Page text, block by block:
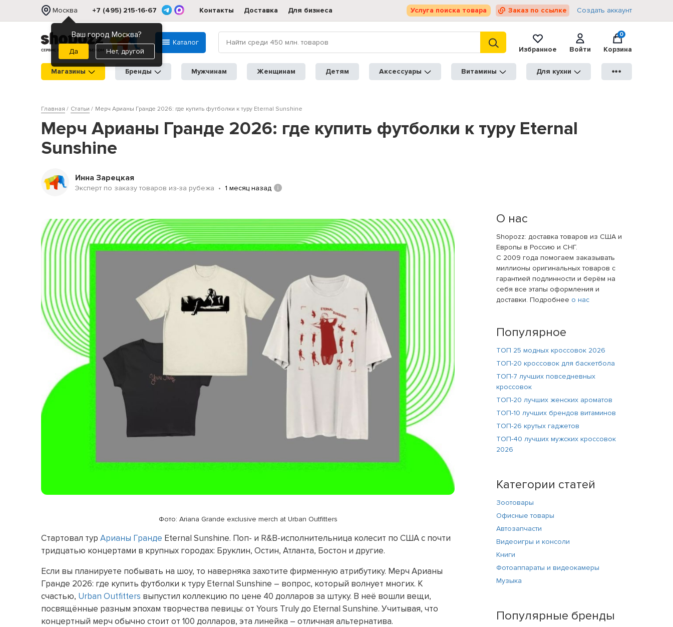
Москва
Ваш город Москва?
Нет, другой
+7 (495) 215-16-67 Контакты Доставка Для бизнеса Услуга поиска товара Заказ по ссылке Создать аккаунт
Каталог
Избранное
Войти
0
Корзина
Магазины Бренды Мужчинам Женщинам Детям Аксессуары Витамины Для кухни ●●●
Главная Статьи Мерч Арианы Гранде 2026: где купить футболки к туру Eternal Sunshine
Мерч Арианы Гранде 2026: где купить футболки к туру Eternal
Sunshine
Инна Зарецкая
Эксперт по заказу товаров из-за рубежа 1 месяц назад
Фото: Ariana Grande exclusive merch at Urban Outfitters
Стартовал тур Арианы Гранде Eternal Sunshine. Поп- и R&B-исполнительница колесит по США с почти
тридцатью концертами в крупных городах: Бруклин, Остин, Атланта, Бостон и другие.
Если вы планируете побывать на шоу, то наверняка захотите фирменную атрибутику. Мерч Арианы
Гранде 2026: где купить футболки к туру Eternal Sunshine – вопрос, который волнует многих. К
счастью, Urban Outfitters выпустил коллекцию по цене 40 долларов за штуку. В неё вошли вещи,
посвящённые разным эпохам творчества певицы: от Yours Truly до Eternal Sunshine. Учитывая, что
концертный мерч обычно стоит от 100 долларов, эта линейка – отличная альтернатива.
О нас
Shopozz: доставка товаров из США и
Европы в Россию и СНГ.
С 2009 года помогаем заказывать
миллионы оригинальных товаров с
гарантией подлинности и берём на
себя все этапы оформления и
доставки. Подробнее о нас
Популярное
ТОП 25 модных кроссовок 2026
ТОП-20 кроссовок для баскетбола
ТОП-7 лучших повседневных
кроссовок
ТОП-20 лучших женских ароматов
ТОП-10 лучших брендов витаминов
ТОП-26 крутых гаджетов
ТОП-40 лучших мужских кроссовок
2026
Категории статей
Зоотовары
Офисные товары
Автозапчасти
Видеоигры и консоли
Книги
Фотоаппараты и видеокамеры
Музыка
Популярные бренды